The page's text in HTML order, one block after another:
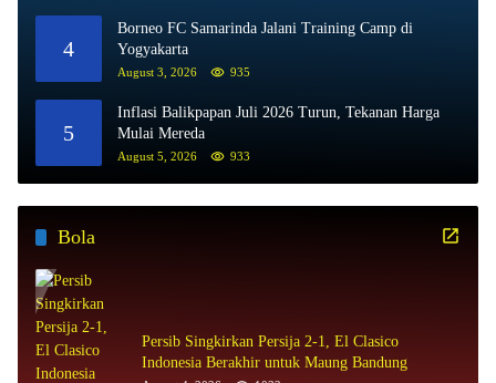
4
Borneo FC Samarinda Jalani Training Camp di
Yogyakarta
August 3, 2026 935
5
Inflasi Balikpapan Juli 2026 Turun, Tekanan Harga
Mulai Mereda
August 5, 2026 933
Bola
Persib Singkirkan Persija 2-1, El Clasico
Indonesia Berakhir untuk Maung Bandung